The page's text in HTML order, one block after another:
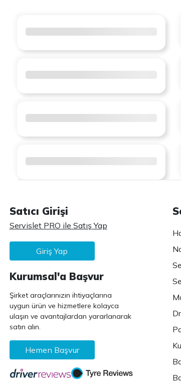
Satıcı Girişi
Servislet PRO ile Satış Yap
Giriş Yap
Kurumsal'a Başvur
Şirket araçlarınızın ihtiyaçlarına
uygun ürün ve hizmetlere kolayca
ulaşın ve avantajlardan yararlanarak
satın alın.
Hemen Başvur